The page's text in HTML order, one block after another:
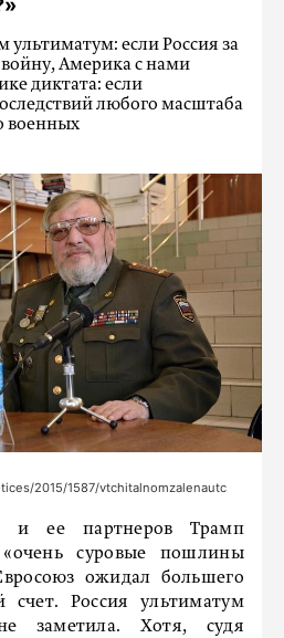
ультиматум: если Россия за
Америка с нами
диктата: если
любого масштаба
военных
2015/1587/vtchitalnomzalenautc
ее партнеров Трамп
«очень суровые пошлины
ожидал большего
счет. Россия ультиматум
заметила. Хотя, судя